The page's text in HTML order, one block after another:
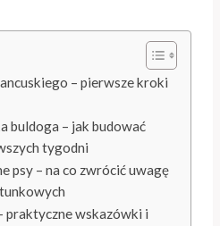
– pierwsze kroki
buldoga – jak budować
tygodni
psy – na co zwrócić uwagę
praktyczne wskazówki i